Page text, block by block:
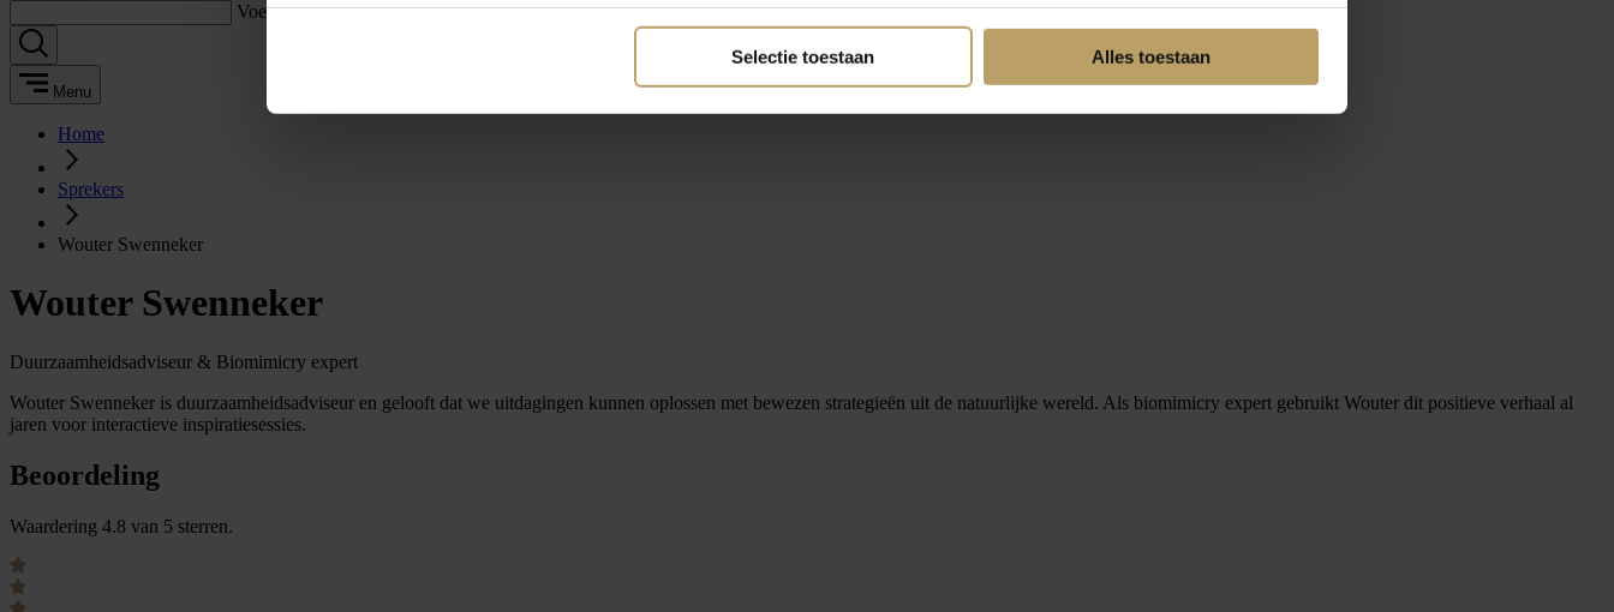
Selectie toestaan Alles toestaan
Voer een zoekterm in:
Menu
Home
Sprekers
Wouter Swenneker
Wouter Swenneker
Duurzaamheidsadviseur & Biomimicry expert
Wouter Swenneker is duurzaamheidsadviseur en gelooft dat we uitdagingen kunnen oplossen met bewezen strategieën uit de natuurlijke wereld. Als biomimicry expert gebruikt Wouter dit positieve verhaal al
jaren voor interactieve inspiratiesessies.
Beoordeling
Waardering 4.8 van 5 sterren.